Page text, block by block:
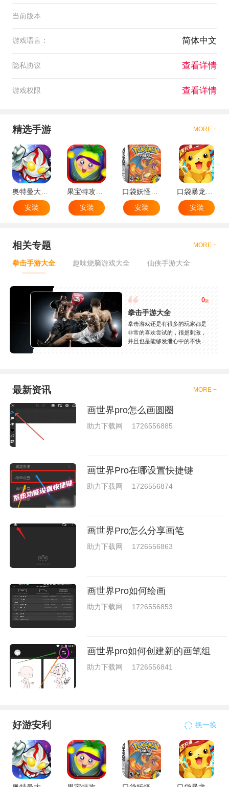
当前版本
游戏语言： 简体中文
隐私协议 查看详情
游戏权限 查看详情
精选手游 MORE +
奥特曼大战小怪兽
安装
安装
安装
安装
相关专题 MORE +
拳击手游大全 趣味烧脑游戏大全 仙侠手游大全
0款
拳击手游大全
拳击游戏还是有很多的玩家都是
非常的喜欢尝试的，很是刺激，
并且也是能够发泄心中的不快
够去进行体验的，我们也是能够
就是收集了一些有意思的拳击游
最新资讯 MORE +
画世界pro怎么画圆圈
助力下载网 1726556885
画世界Pro在哪设置快捷键
助力下载网 1726556874
画世界Pro怎么分享画笔
助力下载网 1726556863
画世界Pro如何绘画
助力下载网 1726556853
画世界pro如何创建新的画笔组
助力下载网 1726556841
好游安利 换一换